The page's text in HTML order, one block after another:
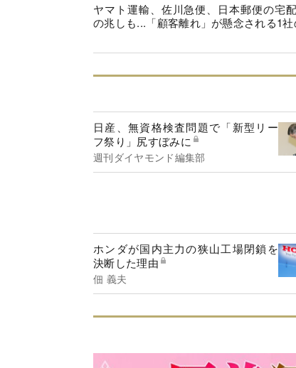
ヤマト運輸、佐川急便、日本郵便の宅
の兆しも...「顧客離れ」が懸念される1社
日産、無資格検査問題で「新型リー
フ祭り」尻すぼみに
週刊ダイヤモンド編集部
ホンダが国内主力の狭山工場閉鎖を
決断した理由
佃 義夫